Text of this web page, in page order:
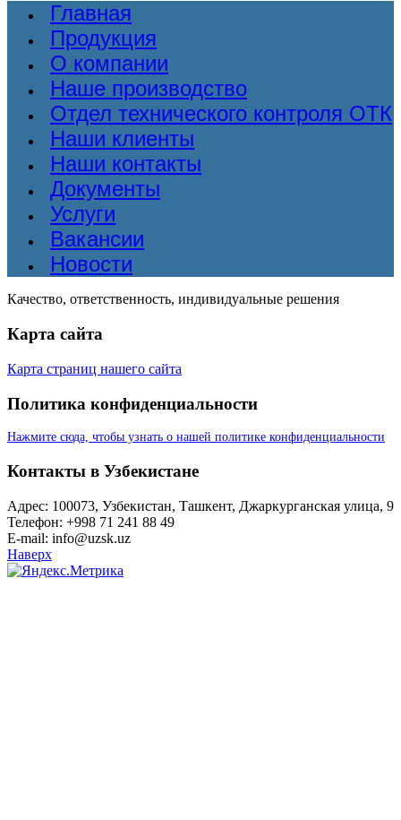
Главная
Продукция
О компании
Наше производство
Отдел технического контроля ОТК
Наши клиенты
Наши контакты
Документы
Услуги
Вакансии
Новости
Качество, ответственность, индивидуальные решения
Карта сайта
Карта страниц нашего сайта
Политика конфиденциальности
Нажмите сюда, чтобы узнать о нашей политике конфиденциальности
Контакты в Узбекистане
Адрес: 100073, Узбекистан, Ташкент, Джаркурганская улица, 9
Телефон: +998 71 241 88 49
E-mail: info@uzsk.uz
Наверх